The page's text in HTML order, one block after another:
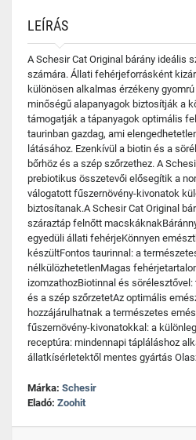
LEÍRÁS
A Schesir Cat Original bárány ideális
számára. Állati fehérjeforrásként
különösen alkalmas érzékeny
minőségű alapanyagok biztosítják a
támogatják a tápanyagok optimális
taurinban gazdag, ami
látásához. Ezenkívül a biotin és a
bőrhöz és a szép szőrzethez. A
prebiotikus összetevői elősegítik a
válogatott fűszernövény-kivonatok
biztosítanak.A Schesir Cat Original
száraztáp felnőtt
egyedüli állati fehérjeKönnyen
készültFontos taurinnal: a
nélkülözhetetlenMagas
izomzathozBiotinnal és
és a szép szőrzetetAz optimális
hozzájárulhatnak a természetes
fűszernövény-kivonatokkal: a
receptúra: mindennapi tápláláshoz
állatkísérletektől mentes gyártás
Márka: Schesir
Eladó: Zoohit